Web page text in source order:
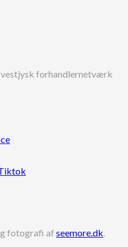
forhandlernetværk
fotografi af seemore.dk.